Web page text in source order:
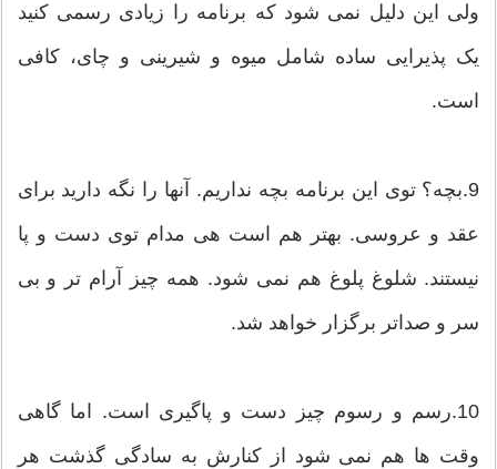
ولی این دلیل نمی شود که برنامه را زیادی رسمی کنید
یک پذیرایی ساده شامل میوه و شیرینی و چای، کافی
است.
9.بچه؟ توی این برنامه بچه نداریم. آنها را نگه دارید برای
عقد و عروسی. بهتر هم است هی مدام توی دست و پا
نیستند. شلوغ پلوغ هم نمی شود. همه چیز آرام تر و بی
سر و صداتر برگزار خواهد شد.
10.رسم و رسوم چیز دست و پاگیری است. اما گاهی
وقت ها هم نمی شود از کنارش به سادگی گذشت هر